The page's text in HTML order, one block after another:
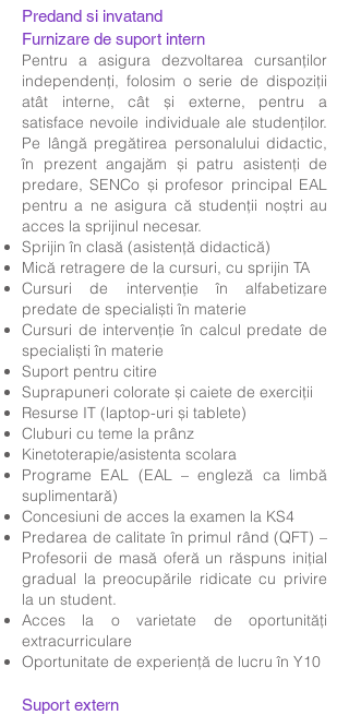
Predand si invatand
Furnizare de suport intern
Pentru a asigura dezvoltarea cursanților
independenți, folosim o serie de dispoziții
atât interne, cât și externe, pentru a
satisface nevoile individuale ale studenților.
Pe lângă pregătirea personalului didactic,
în prezent angajăm și patru asistenți de
predare, SENCo și profesor principal EAL
pentru a ne asigura că studenții noștri au
acces la sprijinul necesar.
Sprijin în clasă (asistență didactică)
Mică retragere de la cursuri, cu sprijin TA
Cursuri de intervenție în alfabetizare
predate de specialiști în materie
Cursuri de intervenție în calcul predate de
specialiști în materie
Suport pentru citire
Suprapuneri colorate și caiete de exerciții
Resurse IT (laptop-uri și tablete)
Cluburi cu teme la prânz
Kinetoterapie/asistenta scolara
Programe EAL (EAL – engleză ca limbă
suplimentară)
Concesiuni de acces la examen la KS4
Predarea de calitate în primul rând (QFT) –
Profesorii de masă oferă un răspuns inițial
gradual la preocupările ridicate cu privire
la un student.
Acces la o varietate de oportunități
extracurriculare
Oportunitate de experiență de lucru în Y10
Suport extern